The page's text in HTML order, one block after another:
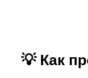
💡 Как